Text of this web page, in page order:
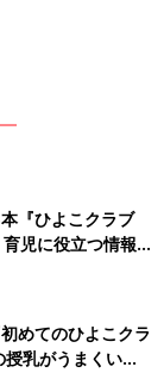
『ひよこクラブ
児に役立つ情報が
めてのひよこクラ
授乳がうまくい